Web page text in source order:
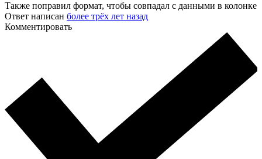
Также поправил формат, чтобы совпадал с данными в колонке
Ответ написан более трёх лет назад
Комментировать